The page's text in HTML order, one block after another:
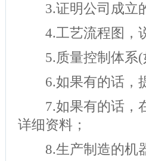
3.证明公司成立
4.工艺流程图，说
5.质量控制体系(
6.如果有的话，提
7.如果有的话，在
详细资料；
8.生产制造的机器